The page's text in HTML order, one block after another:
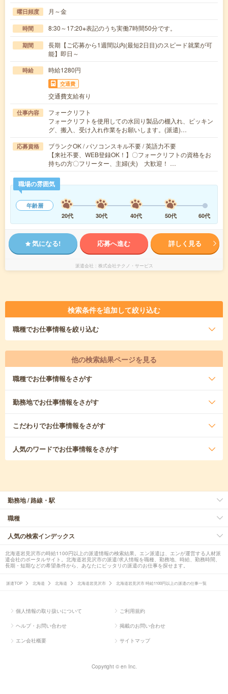
曜日頻度 月～金
時間 8:30～17:20※表記のうち実働7時間50分です。
期間
長期【ご応募から1週間以内(最短2日目)のスピード就業が可
能】即日～
時給 時給1280円
交通費
交通費支給有り
仕事内容
フォークリフト
フォークリフトを使用しての水回り製品の棚入れ、ピッキン
グ、搬入、受け入れ作業をお願いします。(派遣)…
応募資格
ブランクOK / パソコンスキル不要 / 英語力不要
【来社不要、WEB登録OK！】〇フォークリフトの資格をお
持ちの方〇フリーター、主婦(夫) 大歓迎！ …
職場の雰囲気
年齢層
20代
30代 40代 50代 60代
気になる! 応募へ進む 詳しく見る
派遣会社 株式会社テクノ・サービス
検索条件を追加して絞り込む
職種でお仕事情報を絞り込む
他の検索結果ページを見る
職種でお仕事情報をさがす
勤務地でお仕事情報をさがす
こだわりでお仕事情報をさがす
人気のワードでお仕事情報をさがす
勤務地 / 路線・駅
職種
人気の検索インデックス
北海道岩見沢市の時給1100円以上の派遣情報の検索結果。エン派遣は、エンが運営する人材派
遣会社のポータルサイト。北海道岩見沢市の派遣/求人情報を職種、勤務地、時給、勤務時間、
長期・短期などの希望条件から、あなたにピッタリの派遣のお仕事を探せます。
派遣TOP 北海道 北海道 北海道岩見沢市 北海道岩見沢市 時給1100円以上の派遣の仕事一覧
個人情報の取り扱いについて ご利用規約
ヘルプ・お問い合わせ 掲載のお問い合わせ
エン会社概要 サイトマップ
Copyright © en Inc.